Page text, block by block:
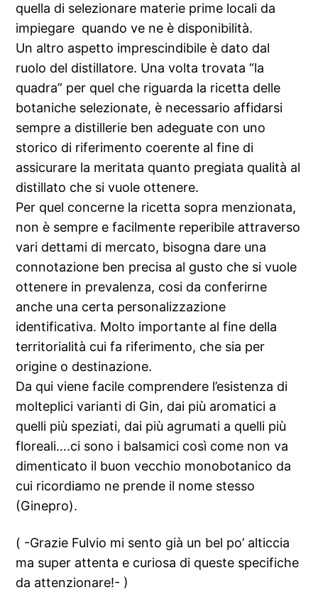
quella di selezionare materie prime locali da
impiegare quando ve ne è disponibilità.
Un altro aspetto imprescindibile è dato dal
ruolo del distillatore. Una volta trovata “la
quadra” per quel che riguarda la ricetta delle
botaniche selezionate, è necessario affidarsi
sempre a distillerie ben adeguate con uno
storico di riferimento coerente al fine di
assicurare la meritata quanto pregiata qualità al
distillato che si vuole ottenere.
Per quel concerne la ricetta sopra menzionata,
non è sempre e facilmente reperibile attraverso
vari dettami di mercato, bisogna dare una
connotazione ben precisa al gusto che si vuole
ottenere in prevalenza, cosi da conferirne
anche una certa personalizzazione
identificativa. Molto importante al fine della
territorialità cui fa riferimento, che sia per
origine o destinazione.
Da qui viene facile comprendere l’esistenza di
molteplici varianti di Gin, dai più aromatici a
quelli più speziati, dai più agrumati a quelli più
floreali….ci sono i balsamici così come non va
dimenticato il buon vecchio monobotanico da
cui ricordiamo ne prende il nome stesso
(Ginepro).
( -Grazie Fulvio mi sento già un bel po’ alticcia
ma super attenta e curiosa di queste specifiche
da attenzionare!- )